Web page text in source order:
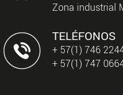
Zona industrial
TELÉFONOS
+ 57(1) 746
+ 57(1) 747